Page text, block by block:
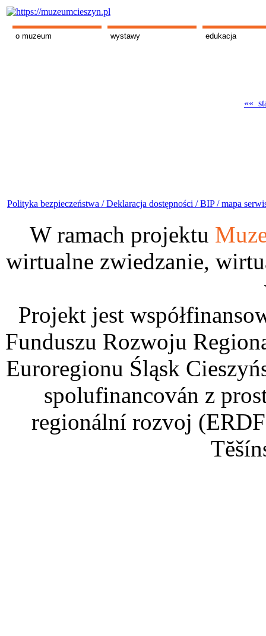
o muzeum wystawy edukacja
««
Polityka bezpieczeństwa /Deklaracja dostępności /BIP /mapa
W ramach projektu
wirtualne zwiedzanie,
Projekt jest
Funduszu Rozwoju
Euroregionu Śląsk
spolufinancován z
regionální rozvoj